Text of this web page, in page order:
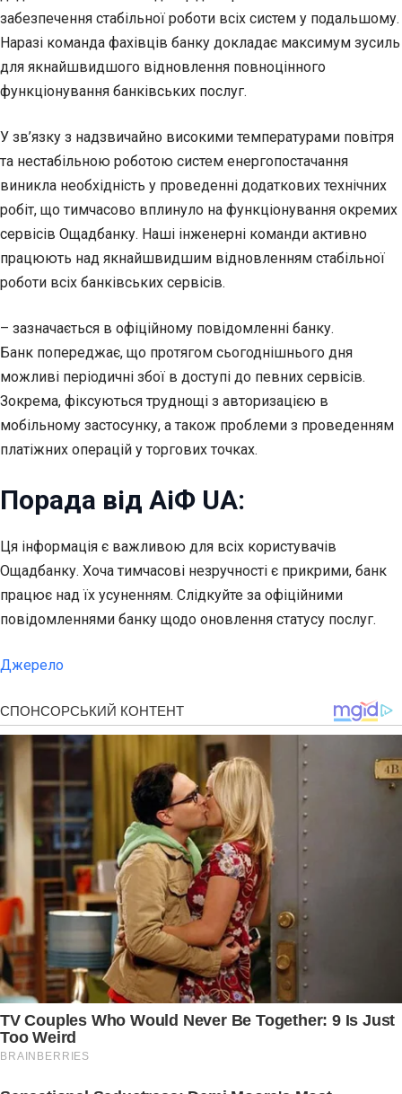
забезпечення стабільної роботи всіх систем у подальшому.
Наразі команда фахівців банку докладає максимум зусиль
для якнайшвидшого відновлення повноцінного
функціонування банківських послуг.
У зв’язку з надзвичайно високими температурами повітря
та нестабільною роботою систем енергопостачання
виникла необхідність у проведенні додаткових технічних
робіт, що тимчасово вплинуло на функціонування окремих
сервісів Ощадбанку. Наші інженерні команди активно
працюють над якнайшвидшим відновленням стабільної
роботи всіх банківських сервісів.
– зазначається в офіційному повідомленні банку.
Банк попереджає, що протягом сьогоднішнього дня
можливі періодичні збої в доступі до певних сервісів.
Зокрема, фіксуються труднощі з авторизацією в
мобільному застосунку, а також проблеми з проведенням
платіжних операцій у торгових точках.
Порада від АіФ UA:
Ця інформація є важливою для всіх користувачів
Ощадбанку. Хоча тимчасові незручності є прикрими, банк
працює над їх усуненням. Слідкуйте за офіційними
повідомленнями банку щодо оновлення статусу послуг.
Джерело